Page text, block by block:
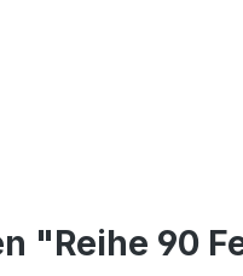
"Reihe 90